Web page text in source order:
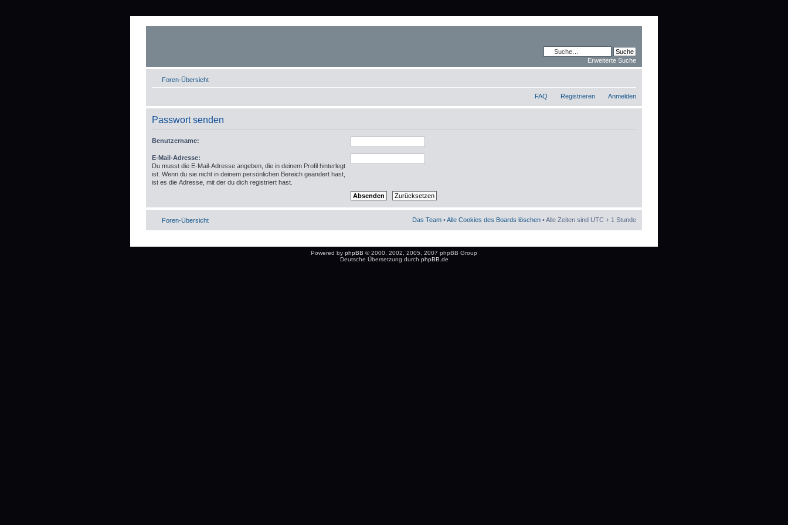
Erweiterte Suche
Foren-Übersicht
FAQ Registrieren Anmelden
Passwort senden
Benutzername:
E-Mail-Adresse:
Du musst die E-Mail-Adresse angeben, die in deinem Profil hinterlegt
ist. Wenn du sie nicht in deinem persönlichen Bereich geändert hast,
ist es die Adresse, mit der du dich registriert hast.
Foren-Übersicht Das Team •Alle Cookies des Boards löschen • Alle Zeiten sind UTC + 1 Stunde
Powered by phpBB © 2000, 2002, 2005, 2007 phpBB Group
Deutsche Übersetzung durch phpBB.de